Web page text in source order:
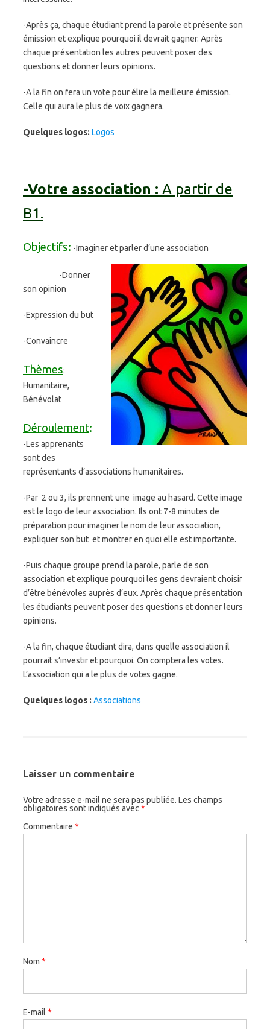
-Après ça, chaque étudiant prend la parole et présente son
émission et explique pourquoi il devrait gagner. Après
chaque présentation les autres peuvent poser des
questions et donner leurs opinions.
-A la fin on fera un vote pour élire la meilleure émission.
Celle qui aura le plus de voix gagnera.
Quelques logos: Logos
-Votre association : A partir de
B1.
Objectifs: -Imaginer et parler d’une association
-Donner
son opinion
-Expression du but
-Convaincre
Thèmes:
Humanitaire,
Bénévolat
Déroulement:
-Les apprenants
sont des
représentants d’associations humanitaires.
-Par 2 ou 3, ils prennent une image au hasard. Cette image
est le logo de leur association. Ils ont 7-8 minutes de
préparation pour imaginer le nom de leur association,
expliquer son but et montrer en quoi elle est importante.
-Puis chaque groupe prend la parole, parle de son
association et explique pourquoi les gens devraient choisir
d’être bénévoles auprès d’eux. Après chaque présentation
les étudiants peuvent poser des questions et donner leurs
opinions.
-A la fin, chaque étudiant dira, dans quelle association il
pourrait s’investir et pourquoi. On comptera les votes.
L’association qui a le plus de votes gagne.
Quelques logos : Associations
Laisser un commentaire
Votre adresse e-mail ne sera pas publiée. Les champs
obligatoires sont indiqués avec *
Commentaire *
Nom *
E-mail *